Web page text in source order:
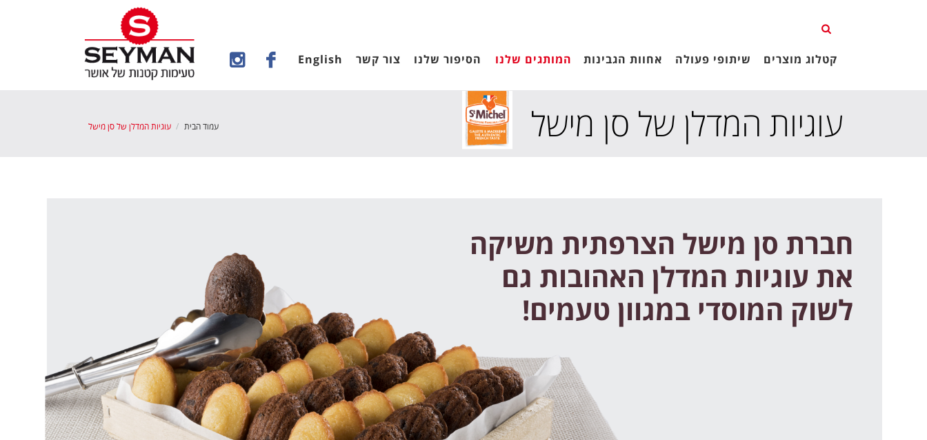
קטלוג מוצרים שיתופי פעולה אחוות הגבינות המותגים שלנו הסיפור שלנו צור קשר English
עוגיות המדלן של סן מישל עמוד הבית עוגיות המדלן של סן מישל
חברת סן מישל הצרפתית משיקה
את עוגיות המדלן האהובות גם
לשוק המוסדי במגוון טעמים!